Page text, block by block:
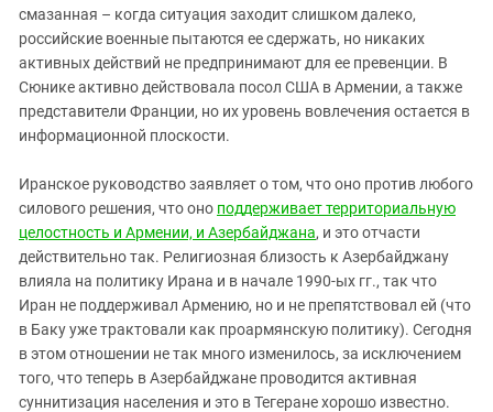
смазанная – когда ситуация заходит слишком далеко,
российские военные пытаются ее сдержать, но никаких
активных действий не предпринимают для ее превенции. В
Сюнике активно действовала посол США в Армении, а также
представители Франции, но их уровень вовлечения остается в
информационной плоскости.
Иранское руководство заявляет о том, что оно против любого
силового решения, что оно поддерживает территориальную
целостность и Армении, и Азербайджана, и это отчасти
действительно так. Религиозная близость к Азербайджану
влияла на политику Ирана и в начале 1990-ых гг., так что
Иран не поддерживал Армению, но и не препятствовал ей (что
в Баку уже трактовали как проармянскую политику). Сегодня
в этом отношении не так много изменилось, за исключением
того, что теперь в Азербайджане проводится активная
суннитизация населения и это в Тегеране хорошо известно.